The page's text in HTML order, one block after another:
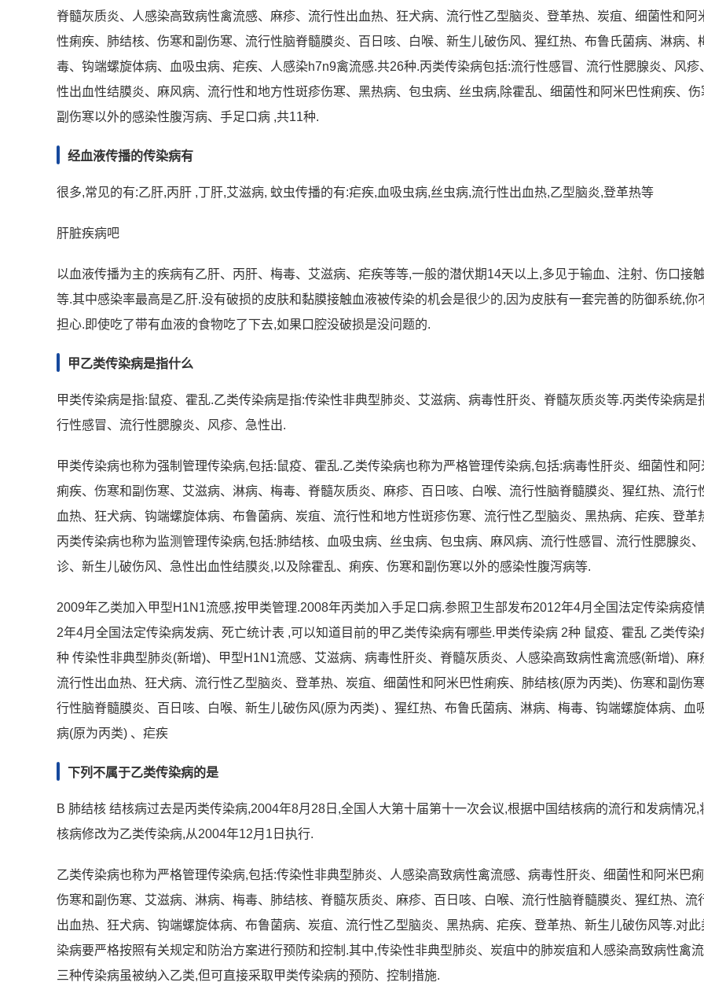
脊髓灰质炎、人感染高致病性禽流感、麻疹、流行性出血热、狂犬病、流行性乙型脑炎、登革热、炭疽、细菌性和阿
性痢疾、肺结核、伤寒和副伤寒、流行性脑脊髓膜炎、百日咳、白喉、新生儿破伤风、猩红热、布鲁氏菌病、淋病、
毒、钩端螺旋体病、血吸虫病、疟疾、人感染h7n9禽流感.共26种.丙类传染病包括:流行性感冒、流行性腮腺炎、风疹
性出血性结膜炎、麻风病、流行性和地方性斑疹伤寒、黑热病、包虫病、丝虫病,除霍乱、细菌性和阿米巴性痢疾、伤
副伤寒以外的感染性腹泻病、手足口病 ,共11种.
经血液传播的传染病有
很多,常见的有:乙肝,丙肝 ,丁肝,艾滋病, 蚊虫传播的有:疟疾,血吸虫病,丝虫病,流行性出血热,乙型脑炎,登革热等
肝脏疾病吧
以血液传播为主的疾病有乙肝、丙肝、梅毒、艾滋病、疟疾等等,一般的潜伏期14天以上,多见于输血、注射、伤口接
等.其中感染率最高是乙肝.没有破损的皮肤和黏膜接触血液被传染的机会是很少的,因为皮肤有一套完善的防御系统,你
担心.即使吃了带有血液的食物吃了下去,如果口腔没破损是没问题的.
甲乙类传染病是指什么
甲类传染病是指:鼠疫、霍乱.乙类传染病是指:传染性非典型肺炎、艾滋病、病毒性肝炎、脊髓灰质炎等.丙类传染病是
行性感冒、流行性腮腺炎、风疹、急性出.
甲类传染病也称为强制管理传染病,包括:鼠疫、霍乱.乙类传染病也称为严格管理传染病,包括:病毒性肝炎、细菌性和阿
痢疾、伤寒和副伤寒、艾滋病、淋病、梅毒、脊髓灰质炎、麻疹、百日咳、白喉、流行性脑脊髓膜炎、猩红热、流行
血热、狂犬病、钩端螺旋体病、布鲁菌病、炭疽、流行性和地方性斑疹伤寒、流行性乙型脑炎、黑热病、疟疾、登革
丙类传染病也称为监测管理传染病,包括:肺结核、血吸虫病、丝虫病、包虫病、麻风病、流行性感冒、流行性腮腺炎
诊、新生儿破伤风、急性出血性结膜炎,以及除霍乱、痢疾、伤寒和副伤寒以外的感染性腹泻病等.
2009年乙类加入甲型H1N1流感,按甲类管理.2008年丙类加入手足口病.参照卫生部发布2012年4月全国法定传染病疫
2年4月全国法定传染病发病、死亡统计表 ,可以知道目前的甲乙类传染病有哪些.甲类传染病 2种 鼠疫、霍乱 乙类传染
种 传染性非典型肺炎(新增)、甲型H1N1流感、艾滋病、病毒性肝炎、脊髓灰质炎、人感染高致病性禽流感(新增)、麻
流行性出血热、狂犬病、流行性乙型脑炎、登革热、炭疽、细菌性和阿米巴性痢疾、肺结核(原为丙类)、伤寒和副伤
行性脑脊髓膜炎、百日咳、白喉、新生儿破伤风(原为丙类) 、猩红热、布鲁氏菌病、淋病、梅毒、钩端螺旋体病、血
病(原为丙类) 、疟疾
下列不属于乙类传染病的是
B 肺结核 结核病过去是丙类传染病,2004年8月28日,全国人大第十届第十一次会议,根据中国结核病的流行和发病情况,
核病修改为乙类传染病,从2004年12月1日执行.
乙类传染病也称为严格管理传染病,包括:传染性非典型肺炎、人感染高致病性禽流感、病毒性肝炎、细菌性和阿米巴痢
伤寒和副伤寒、艾滋病、淋病、梅毒、肺结核、脊髓灰质炎、麻疹、百日咳、白喉、流行性脑脊髓膜炎、猩红热、流
出血热、狂犬病、钩端螺旋体病、布鲁菌病、炭疽、流行性乙型脑炎、黑热病、疟疾、登革热、新生儿破伤风等.对此
染病要严格按照有关规定和防治方案进行预防和控制.其中,传染性非典型肺炎、炭疽中的肺炭疽和人感染高致病性禽
三种传染病虽被纳入乙类,但可直接采取甲类传染病的预防、控制措施.